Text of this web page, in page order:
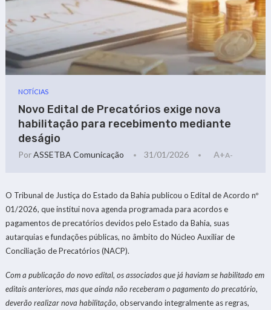
NOTÍCIAS
Novo Edital de Precatórios exige nova
habilitação para recebimento mediante
deságio
PorASSETBA Comunicação 31/01/2026 A+A-
O Tribunal de Justiça do Estado da Bahia publicou o Edital de Acordo nº
01/2026, que institui nova agenda programada para acordos e
pagamentos de precatórios devidos pelo Estado da Bahia, suas
autarquias e fundações públicas, no âmbito do Núcleo Auxiliar de
Conciliação de Precatórios (NACP).
Com a publicação do novo edital, os associados que já haviam se habilitado em
editais anteriores, mas que ainda não receberam o pagamento do precatório,
deverão realizar nova habilitação, observando integralmente as regras,